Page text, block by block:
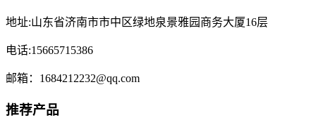
地址:山东省济南市市中区绿地泉景雅园商务大厦16层
电话:15665715386
邮箱：1684212232@qq.com
推荐产品